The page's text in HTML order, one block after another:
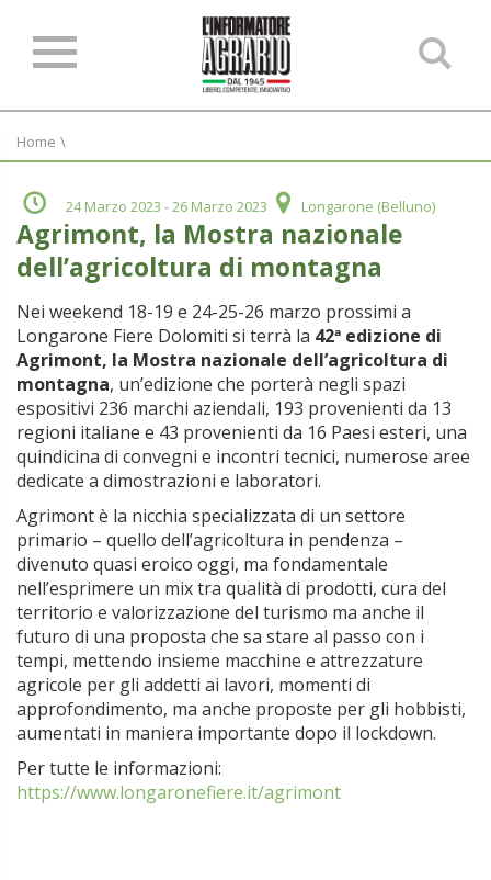
Home \
24 Marzo 2023 - 26 Marzo 2023 Longarone (Belluno)
Agrimont, la Mostra nazionale
dell’agricoltura di montagna
Nei weekend 18-19 e 24-25-26 marzo prossimi a
Longarone Fiere Dolomiti si terrà la 42ª edizione di
Agrimont, la Mostra nazionale dell’agricoltura di
montagna, un’edizione che porterà negli spazi
espositivi 236 marchi aziendali, 193 provenienti da 13
regioni italiane e 43 provenienti da 16 Paesi esteri, una
quindicina di convegni e incontri tecnici, numerose aree
dedicate a dimostrazioni e laboratori.
Agrimont è la nicchia specializzata di un settore
primario – quello dell’agricoltura in pendenza –
divenuto quasi eroico oggi, ma fondamentale
nell’esprimere un mix tra qualità di prodotti, cura del
territorio e valorizzazione del turismo ma anche il
futuro di una proposta che sa stare al passo con i
tempi, mettendo insieme macchine e attrezzature
agricole per gli addetti ai lavori, momenti di
approfondimento, ma anche proposte per gli hobbisti,
aumentati in maniera importante dopo il lockdown.
Per tutte le informazioni:
https://www.longaronefiere.it/agrimont